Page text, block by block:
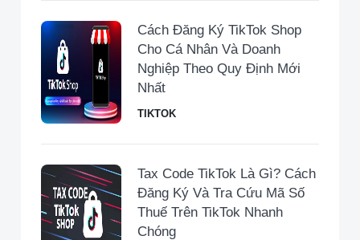
Cách Đăng Ký TikTok Shop
Cho Cá Nhân Và Doanh
Nghiệp Theo Quy Định Mới
Nhất
TIKTOK
Tax Code TikTok Là Gì? Cách
Đăng Ký Và Tra Cứu Mã Số
Thuế Trên TikTok Nhanh
Chóng